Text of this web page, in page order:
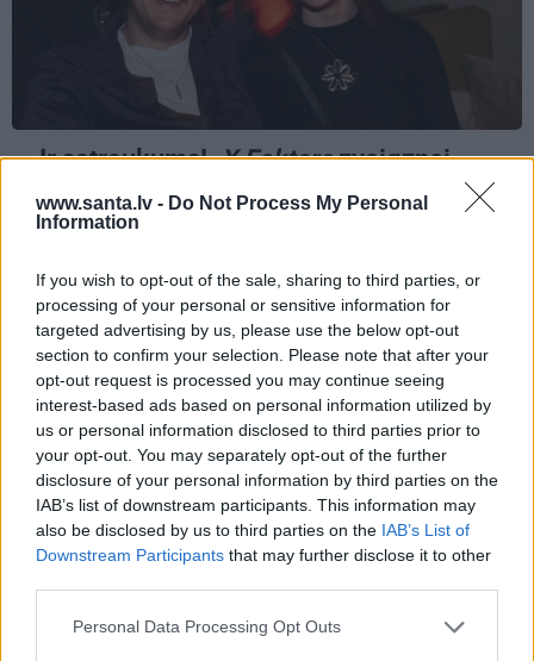
www.santa.lv - Do Not Process My Personal
Information
If you wish to opt-out of the sale, sharing to third parties, or
processing of your personal or sensitive information for
targeted advertising by us, please use the below opt-out
section to confirm your selection. Please note that after your
opt-out request is processed you may continue seeing
interest-based ads based on personal information utilized by
us or personal information disclosed to third parties prior to
your opt-out. You may separately opt-out of the further
disclosure of your personal information by third parties on the
IAB’s list of downstream participants. This information may
also be disclosed by us to third parties on the IAB’s List of
Downstream Participants that may further disclose it to other
Personal Data Processing Opt Outs
«Ir satraukums!»X Faktorazvaigznei
Jānim Rugājam lieli jaunumi privātajā
dzīvē
ZIŅAS
Aktierim Andrim
viņš grib jaunu…
PERSONĪBAS
Džilindžera mīļoto Lindu
atklāj iemeslu